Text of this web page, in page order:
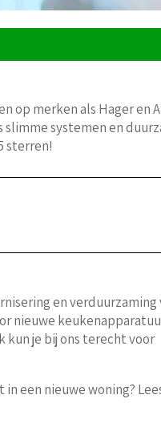
op merken als Hager en
systemen en
sterren!
en verduurzaming
nieuwe
kun je bij ons terecht voor
een nieuwe woning?